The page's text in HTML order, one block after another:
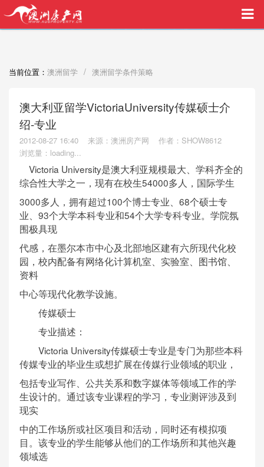
买家中介VIP服务，助您安心购房
当前位置： 澳洲留学 / 澳洲留学条件策略
澳大利亚留学VictoriaUniversity传媒硕士介
绍-专业
2012-08-27 16:40 来源：澳洲房产网
作者：SHOW8612
浏览量： loading...
Victoria University是澳大利亚规模最大、学科齐全的
综合性大学之一，现有在校生54000多人，国际学生
3000多人，拥有超过100个博士专业、68个硕士专
业、93个大学本科专业和54个大学专科专业。学院氛
围极具现
代感，在墨尔本市中心及北部地区建有六所现代化校
园，校内配备有网络化计算机室、实验室、图书馆、
资料
中心等现代化教学设施。
传媒硕士
专业描述：
Victoria University传媒硕士专业是专门为那些本科
传媒专业的毕业生或想扩展在传媒行业领域的职业，
包括专业写作、公共关系和数字媒体等领域工作的学
生设计的。通过该专业课程的学习，专业测评涉及到
现实
中的工作场所或社区项目和活动，同时还有模拟项
目。该专业的学生能够从他们的工作场所和其他兴趣
领域选